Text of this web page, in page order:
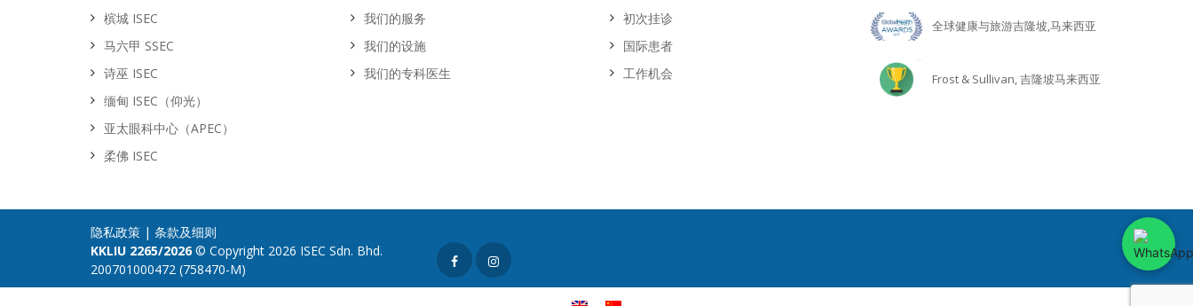
槟城 ISEC
马六甲 SSEC
诗巫 ISEC
缅甸 ISEC（仰光）
亚太眼科中心（APEC）
柔佛 ISEC
我们的服务
我们的设施
我们的专科医生
初次挂诊
国际患者
工作机会
全球健康与旅游吉隆坡,马来西亚
Frost & Sullivan, 吉隆坡马来西亚
隐私政策 | 条款及细则
KKLIU 2265/2026© Copyright 2026 ISEC Sdn. Bhd.
200701000472 (758470-M)